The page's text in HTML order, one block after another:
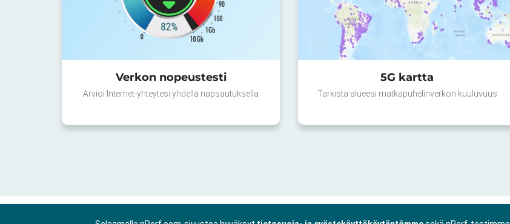
Verkon nopeustesti
Arvioi Internet-yhteytesi yhdellä napsautuksella
5G kartta
Tarkista alueesi matkapuhelinverkon kuuluvuus